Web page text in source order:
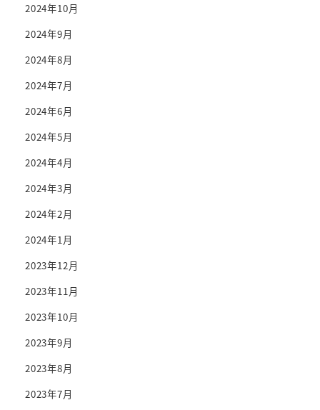
2024年10月
2024年9月
2024年8月
2024年7月
2024年6月
2024年5月
2024年4月
2024年3月
2024年2月
2024年1月
2023年12月
2023年11月
2023年10月
2023年9月
2023年8月
2023年7月